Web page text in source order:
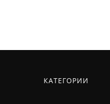
КАТЕГОРИИ